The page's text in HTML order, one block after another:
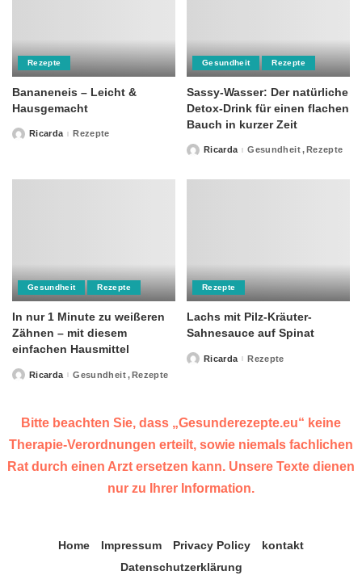
Rezepte
Bananeneis – Leicht &
Hausgemacht
PostedRicarda Rezepte
Gesundheit Rezepte
Sassy-Wasser: Der natürliche
Detox-Drink für einen flachen
Bauch in kurzer Zeit
PostedRicarda Gesundheit Rezepte
Gesundheit Rezepte
In nur 1 Minute zu weißeren
Zähnen – mit diesem
einfachen Hausmittel
PostedRicarda Gesundheit Rezepte
Rezepte
Lachs mit Pilz-Kräuter-
Sahnesauce auf Spinat
PostedRicarda Rezepte
Bitte beachten Sie, dass „Gesunderezepte.eu“ keine
Therapie-Verordnungen erteilt, sowie niemals fachlichen
Rat durch einen Arzt ersetzen kann. Unsere Texte dienen
nur zu Ihrer Information.
Home Impressum Privacy Policy
kontakt
Datenschutzerklärung